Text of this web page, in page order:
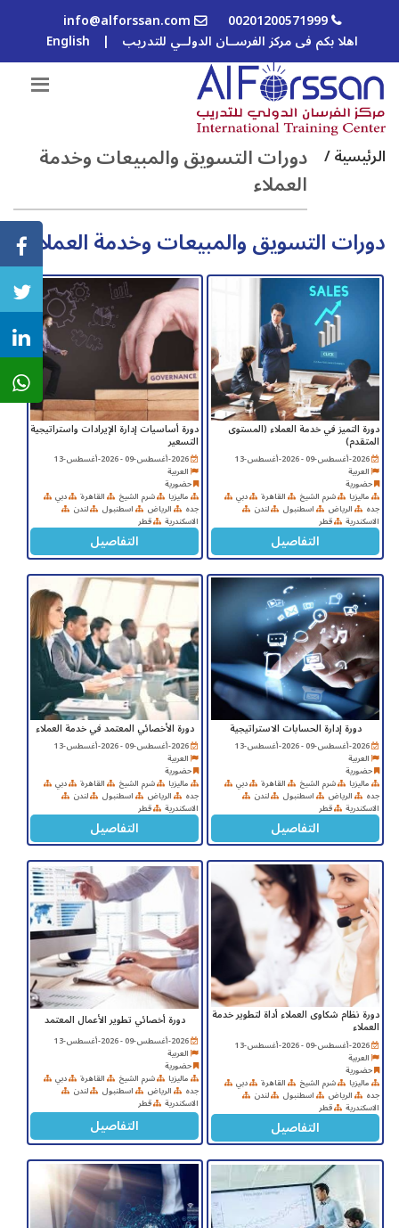
00201200571999
info@alforssan.com
اهلا بكم فى مركز الفرســان الدولــي للتدريب |
English
الرئيسية / دورات التسويق والمبيعات وخدمة
العملاء
دورات التسويق والمبيعات وخدمة العملاء
دورة التميز في خدمة العملاء (المستوى
المتقدم)
2026-أغسطس-09 - 2026-أغسطس-13
العربية
حضورية
ماليزيا شرم الشيخ القاهرة دبي
جده الرياض اسطنبول لندن
الاسكندرية قطر
التفاصيل
دورة أساسيات إدارة الإيرادات واستراتيجية
التسعير
2026-أغسطس-09 - 2026-أغسطس-13
العربية
حضورية
ماليزيا شرم الشيخ القاهرة دبي
جده الرياض اسطنبول لندن
الاسكندرية قطر
التفاصيل
دورة إدارة الحسابات الاستراتيجية
2026-أغسطس-09 - 2026-أغسطس-13
العربية
حضورية
ماليزيا شرم الشيخ القاهرة دبي
جده الرياض اسطنبول لندن
الاسكندرية قطر
التفاصيل
دورة الأخصائي المعتمد في خدمة العملاء
2026-أغسطس-09 - 2026-أغسطس-13
العربية
حضورية
ماليزيا شرم الشيخ القاهرة دبي
جده الرياض اسطنبول لندن
الاسكندرية قطر
التفاصيل
دورة نظام شكاوى العملاء أداة لتطوير خدمة
العملاء
2026-أغسطس-09 - 2026-أغسطس-13
العربية
حضورية
ماليزيا شرم الشيخ القاهرة دبي
جده الرياض اسطنبول لندن
الاسكندرية قطر
التفاصيل
دورة أخصائي تطوير الأعمال المعتمد
2026-أغسطس-09 - 2026-أغسطس-13
العربية
حضورية
ماليزيا شرم الشيخ القاهرة دبي
جده الرياض اسطنبول لندن
الاسكندرية قطر
التفاصيل